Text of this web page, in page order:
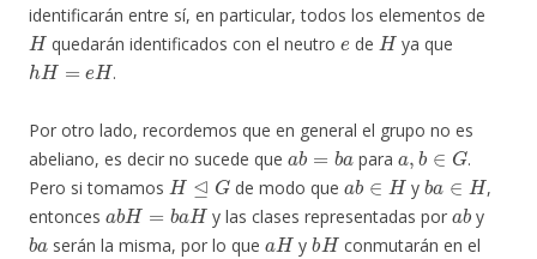
identificarán entre sí, en particular, todos los elementos de
H
quedarán identificados con el neutro
e
de
H
ya que
hH=eH
.
Por otro lado, recordemos que en general el grupo no es
abeliano, es decir no sucede que
a b=ba
para
a,b ∈G
.
Pero si tomamos
H⊴G
de modo que
ab∈H
y
ba ∈H
,
entonces
abH=baH
y las clases representadas por
ab
y
ba
serán la misma, por lo que
aH
y
bH
conmutarán en el